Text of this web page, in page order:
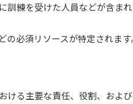
訓練を受けた人員などが含ま
必須リソースが特定されます
ける主要な責任、役割、およ